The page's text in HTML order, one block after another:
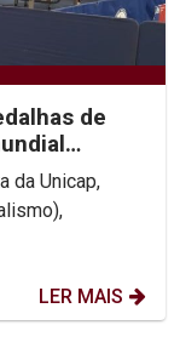
de
da Unicap,
LER MAIS